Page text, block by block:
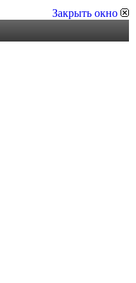
Закрыть окно